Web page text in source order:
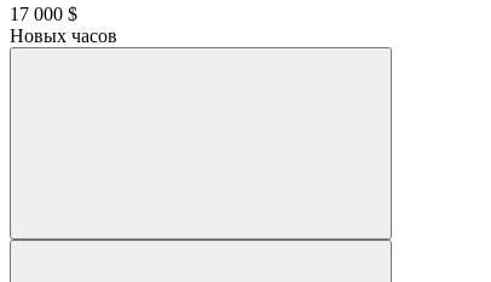
17 000 $
Новых часов